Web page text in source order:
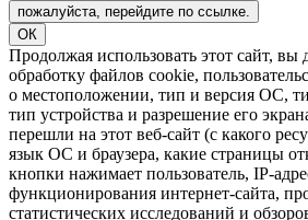
пожалуйста, перейдите по ссылке.
ОК
Продолжая использовать этот сайт, вы
обработку файлов cookie,
о местоположении, тип и версия ОС,
тип устройства и разрешение его
перешли на этот веб-сайт (с какого
язык ОС и браузера, какие страницы
кнопки нажимает пользователь, IP-
функционирования интернет-сайта,
статистических исследований и